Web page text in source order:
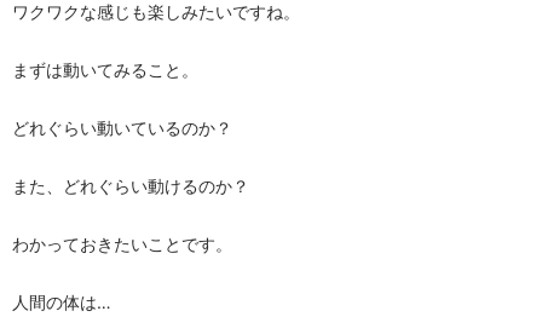
ワクワクな感じも楽しみたいですね。
まずは動いてみること。
どれぐらい動いているのか？
また、どれぐらい動けるのか？
わかっておきたいことです。
人間の体は…